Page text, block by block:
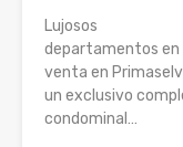
Lujosos
departamentos en
venta en
un exclusivo
condominal…